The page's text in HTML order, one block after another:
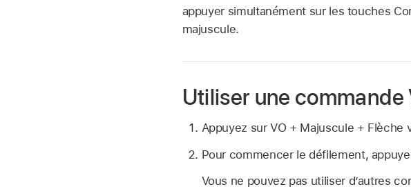
appuyer simultanément sur les touches
majuscule.
Utiliser une commande
Appuyez sur VO + Majuscule +
Pour commencer le défilement,
Vous ne pouvez pas utiliser d’autres